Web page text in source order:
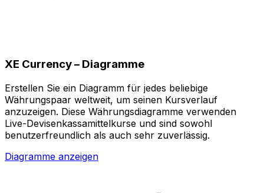
XE Currency – Diagramme
Erstellen Sie ein Diagramm für jedes beliebige
Währungspaar weltweit, um seinen Kursverlauf
anzuzeigen. Diese Währungsdiagramme verwenden
Live-Devisenkassamittelkurse und sind sowohl
benutzerfreundlich als auch sehr zuverlässig.
Diagramme anzeigen